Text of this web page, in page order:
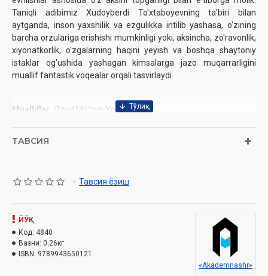
Taniqli adibimiz Xudoyberdi To'xtaboyevning ta'biri bilan
aytganda, inson yaxshilik va ezgulikka intilib yashasa, o'zining
barchа orzulariga erishishi mumkinligi yoki, aksinchа, zo'ravonlik,
xiyonatkorlik, o'zgalarning haqini yeyish va boshqa shaytoniy
istaklar og'ushida yashagan kimsalarga jazo muqarrarligini
muallif fantastik voqealar orqali tasvirlaydi.
Mualliflar: Ozod Mo'min Xo'ja
Hajmi:304 bet
Muqovasi: yumshoq
Mundarija
So'zboshi
Vaqt tezligi
ТАВСИЯ
- Тавсия ёзиш
ЙЎҚ
Код: 4840
Вазни: 0.26кг
ISBN: 9789943650121
«Akademnashr»